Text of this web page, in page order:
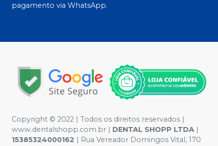
pagamento via WhatsApp.
Copyright © 2022 | Todos os direitos reservados |
www.dentalshopp.com.br | DENTAL SHOPP LTDA |
15385324000162 | Rua Vereador Domingos Vital, 170